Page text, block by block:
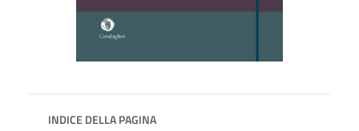
INDICE DELLA PAGINA